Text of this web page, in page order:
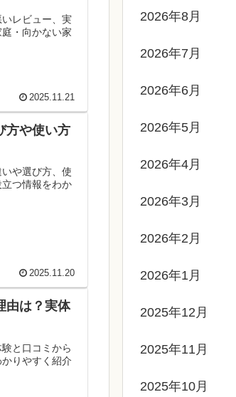
レビュー、実
・向かない家
2025.11.21
方や使い方
や選び方、使
つ情報をわか
2025.11.20
由は？実体
と口コミから
りやすく紹介
2026年8月
2026年7月
2026年6月
2026年5月
2026年4月
2026年3月
2026年2月
2026年1月
2025年12月
2025年11月
2025年10月